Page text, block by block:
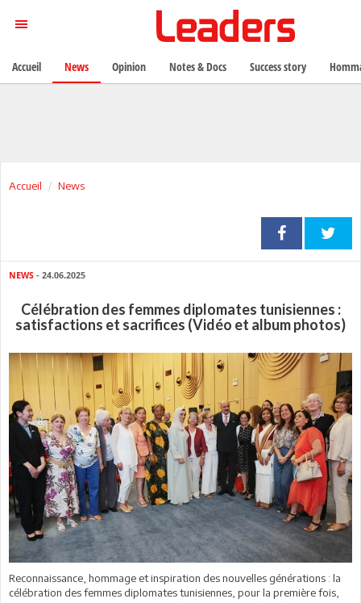
Accueil News
NEWS - 24.06.2025
Célébration des femmes diplomates tunisiennes :
satisfactions et sacrifices (Vidéo et album photos)
Reconnaissance, hommage et inspiration des nouvelles générations : la
célébration des femmes diplomates tunisiennes, pour la première fois,
Accueil News Opinion Notes & Docs Success story